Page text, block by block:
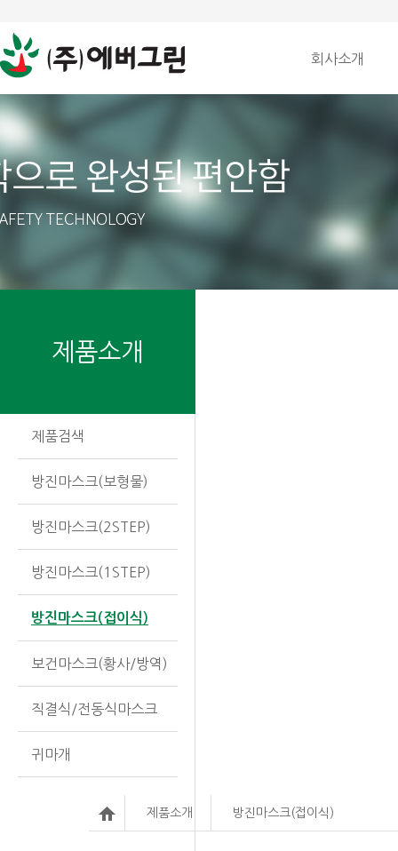
회사소개
제품소개
제품검색
방진마스크(보형물)
방진마스크(2STEP)
방진마스크(1STEP)
방진마스크(접이식)
보건마스크(황사/방역)
직결식/전동식마스크
귀마개
제품소개 방진마스크(접이식)